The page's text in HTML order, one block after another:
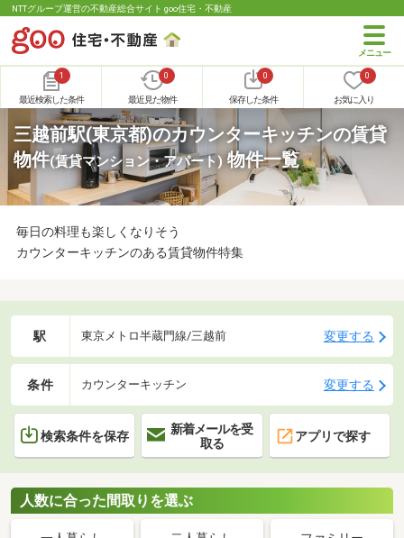
NTTグループ運営の不動産総合サイト goo住宅・不動産
1
最近検索した条件
0
最近見た物件
0
保存した条件
0
お気に入り
三越前駅(東京都)のカウンターキッチンの賃貸
物件(賃貸マンション・アパート)物件一覧
毎日の料理も楽しくなりそう
カウンターキッチンのある賃貸物件特集
駅 東京メトロ半蔵門線/三越前 変更する
条件 カウンターキッチン 変更する
検索条件を保存
新着メールを受
取る
アプリで探す
人数に合った間取りを選ぶ